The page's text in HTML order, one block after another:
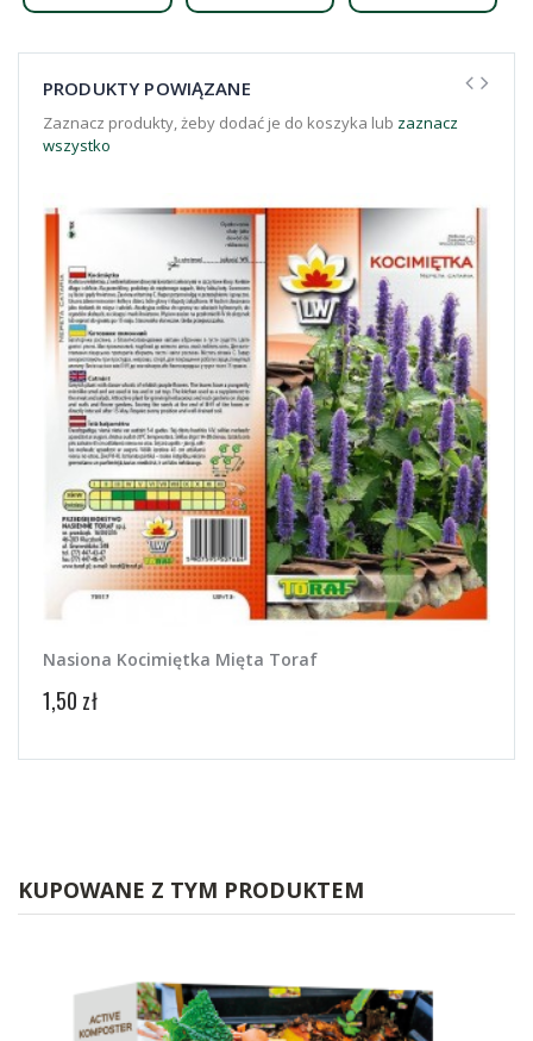
PRODUKTY POWIĄZANE
Zaznacz produkty, żeby dodać je do koszyka lub zaznacz
wszystko
Nasiona Kocimiętka Mięta Toraf
1,50 zł
KUPOWANE Z TYM PRODUKTEM